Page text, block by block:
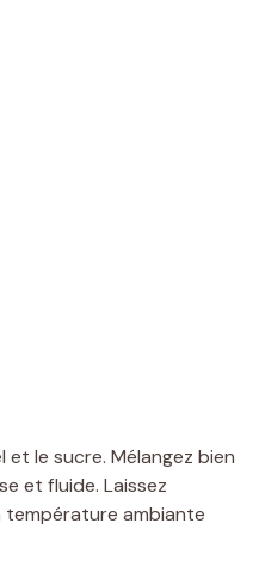
le sucre. Mélangez bien
et fluide. Laissez
ambiante